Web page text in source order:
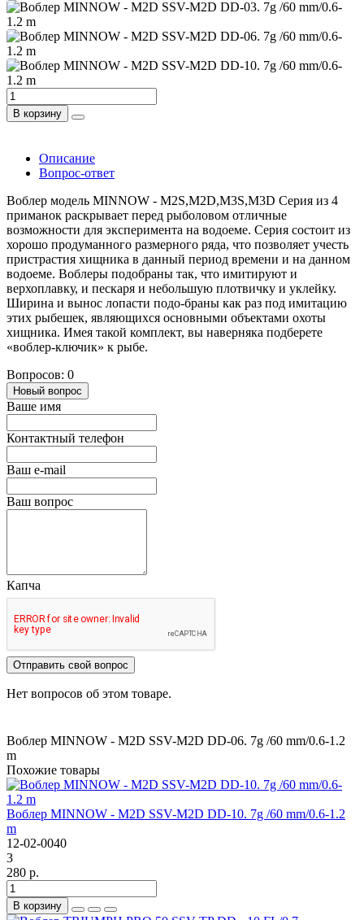
В корзину
Описание
Вопрос-ответ
Воблер модель MINNOW - M2S,M2D,M3S,M3D Серия из 4
приманок раскрывает перед рыболовом отличные
возможности для эксперимента на водоеме. Серия состоит из
хорошо продуманного размерного ряда, что позволяет учесть
пристрастия хищника в данный период времени и на данном
водоеме. Воблеры подобраны так, что имитируют и
верхоплавку, и пескаря и небольшую плотвичку и уклейку.
Ширина и вынос лопасти подо-браны как раз под имитацию
этих рыбешек, являющихся основными объектами охоты
хищника. Имея такой комплект, вы наверняка подберете
«воблер-ключик» к рыбе.
Вопросов: 0
Новый вопрос
Ваше имя
Контактный телефон
Ваш e-mail
Ваш вопрос
Капча
Отправить свой вопрос
Нет вопросов об этом товаре.
Воблер MINNOW - M2D SSV-M2D DD-06. 7g /60 mm/0.6-1.2
m
Похожие товары
Воблер MINNOW - M2D SSV-M2D DD-10. 7g /60 mm/0.6-1.2
m
12-02-0040
3
280 р.
В корзину